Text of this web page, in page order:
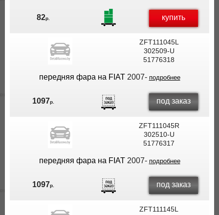
82р. купить
ZFT111045L
302509-U
51776318
передняя фара на FIAT 2007- подробнее
1097р. под заказ
ZFT111045R
302510-U
51776317
передняя фара на FIAT 2007- подробнее
1097р. под заказ
ZFT111145L